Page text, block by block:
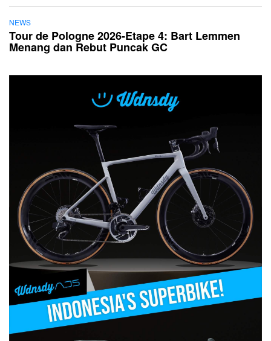
NEWS
Tour de Pologne 2026-Etape 4: Bart Lemmen
Menang dan Rebut Puncak GC